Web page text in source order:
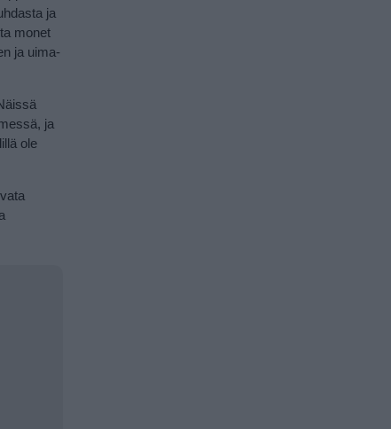
ja
monet
ja uima-
ja
ole